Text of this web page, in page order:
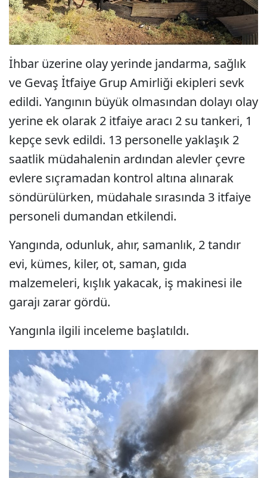
İhbar üzerine olay yerinde jandarma, sağlık
ve Gevaş İtfaiye Grup Amirliği ekipleri sevk
edildi. Yangının büyük olmasından dolayı olay
yerine ek olarak 2 itfaiye aracı 2 su tankeri, 1
kepçe sevk edildi. 13 personelle yaklaşık 2
saatlik müdahalenin ardından alevler çevre
evlere sıçramadan kontrol altına alınarak
söndürülürken, müdahale sırasında 3 itfaiye
personeli dumandan etkilendi.
Yangında, odunluk, ahır, samanlık, 2 tandır
evi, kümes, kiler, ot, saman, gıda
malzemeleri, kışlık yakacak, iş makinesi ile
garajı zarar gördü.
Yangınla ilgili inceleme başlatıldı.